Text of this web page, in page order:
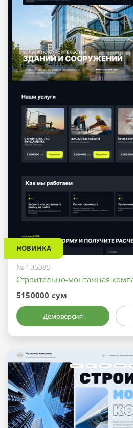
НОВИНКА
№ 105385
Строительно-монтажная
5150000 сум
Демоверсия